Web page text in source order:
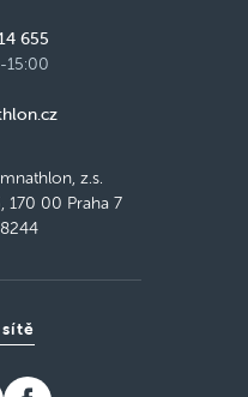
655
15:00
z.s.
170 00 Praha 7